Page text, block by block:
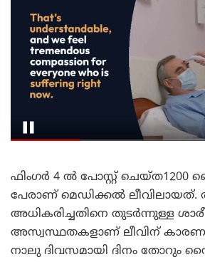
ഫിംഗർ 4 ൽ പോസ്റ്റ് ചെയ്ത1200
പേരാണ് മെഡിക്കൽ ലീവിലായത്.
അധികരിച്ചതിനെ തുടർന്നുള്ള
അസ്വസ്ഥതകളാണ് ലീവിന്
നാലു ദിവസമായി ദിനം തോറും